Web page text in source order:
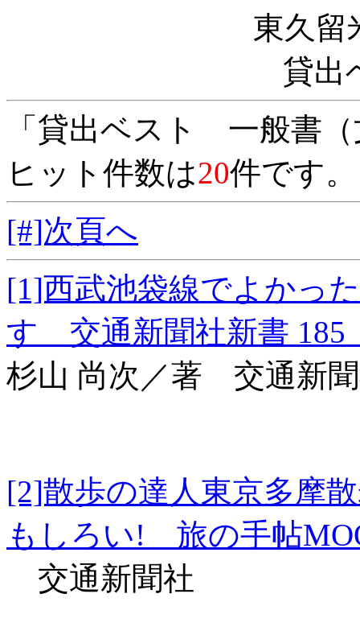
東久留
貸出
「貸出ベスト 一般書
ヒット件数は20件です
[#]次頁へ
[1]西武池袋線でよか
す 交通新聞社新書
杉山 尚次／著 交通新
[2]散歩の達人東京多
もしろい! 旅の手帖
交通新聞社